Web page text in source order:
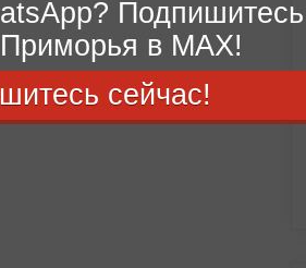
в MAX!
сейчас!